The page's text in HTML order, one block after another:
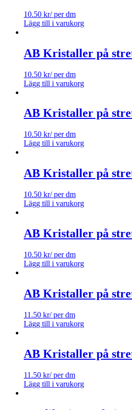
10.50 kr/ per dm
Lägg till i varukorg
AB Kristaller på
10.50 kr/ per dm
Lägg till i varukorg
AB Kristaller på
10.50 kr/ per dm
Lägg till i varukorg
AB Kristaller på
10.50 kr/ per dm
Lägg till i varukorg
AB Kristaller på
10.50 kr/ per dm
Lägg till i varukorg
AB Kristaller på
11.50 kr/ per dm
Lägg till i varukorg
AB Kristaller på
11.50 kr/ per dm
Lägg till i varukorg